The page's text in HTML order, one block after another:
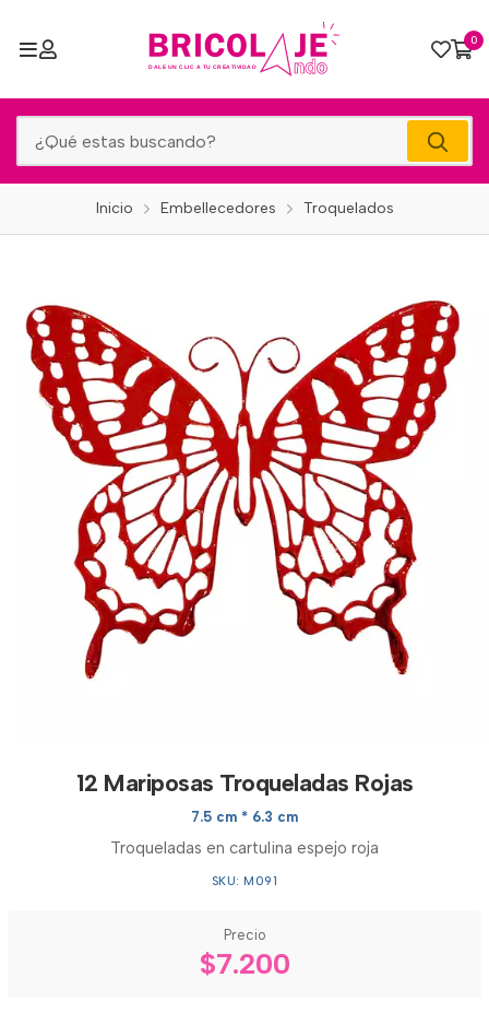
0
Inicio Embellecedores Troquelados
12 Mariposas Troqueladas Rojas
7.5 cm * 6.3 cm
Troqueladas en cartulina espejo roja
SKU: M091
Precio
$7.200